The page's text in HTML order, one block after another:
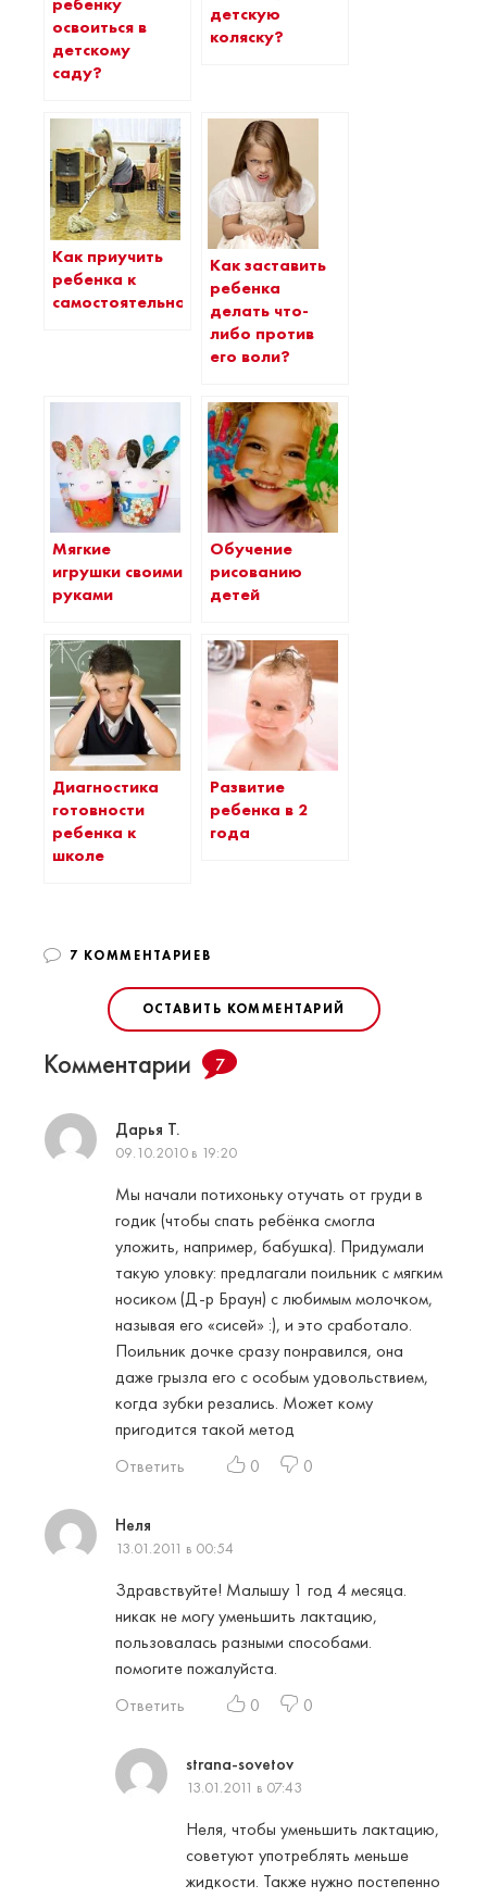
освоиться в
детскому
саду?
детскую
коляску?
Как приучить
ребенка к
самостоятельности?
Как заставить
ребенка
делать что-
либо против
его воли?
Мягкие
игрушки своими
руками
Обучение
рисованию
детей
Диагностика
готовности
ребенка к
школе
Развитие
ребенка в 2
года
7 КОММЕНТАРИЕВ
ОСТАВИТЬ КОММЕНТАРИЙ
Комментарии 7
Дарья Т.
09.10.2010 в 19:20
Мы начали потихоньку отучать от груди в
годик (чтобы спать ребёнка смогла
уложить, например, бабушка). Придумали
такую уловку: предлагали поильник с мягким
носиком (Д-р Браун) с любимым молочком,
называя его «сисей» :), и это сработало.
Поильник дочке сразу понравился, она
даже грызла его с особым удовольствием,
когда зубки резались. Может кому
пригодится такой метод
Ответить
0 0
Неля
13.01.2011 в 00:54
Здравствуйте! Малышу 1 год 4 месяца.
никак не могу уменьшить лактацию,
пользовалась разными способами.
помогите пожалуйста.
Ответить
0 0
strana-sovetov
13.01.2011 в 07:43
Неля, чтобы уменьшить лактацию,
советуют употреблять меньше
жидкости. Также нужно постепенно